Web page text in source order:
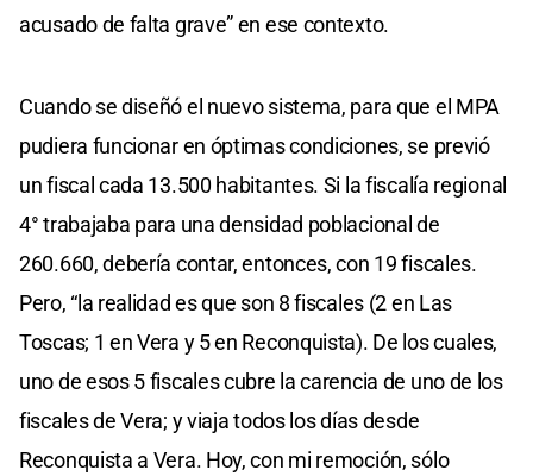
acusado de falta grave” en ese contexto.
Cuando se diseñó el nuevo sistema, para que el MPA
pudiera funcionar en óptimas condiciones, se previó
un fiscal cada 13.500 habitantes. Si la fiscalía regional
4° trabajaba para una densidad poblacional de
260.660, debería contar, entonces, con 19 fiscales.
Pero, “la realidad es que son 8 fiscales (2 en Las
Toscas; 1 en Vera y 5 en Reconquista). De los cuales,
uno de esos 5 fiscales cubre la carencia de uno de los
fiscales de Vera; y viaja todos los días desde
Reconquista a Vera. Hoy, con mi remoción, sólo